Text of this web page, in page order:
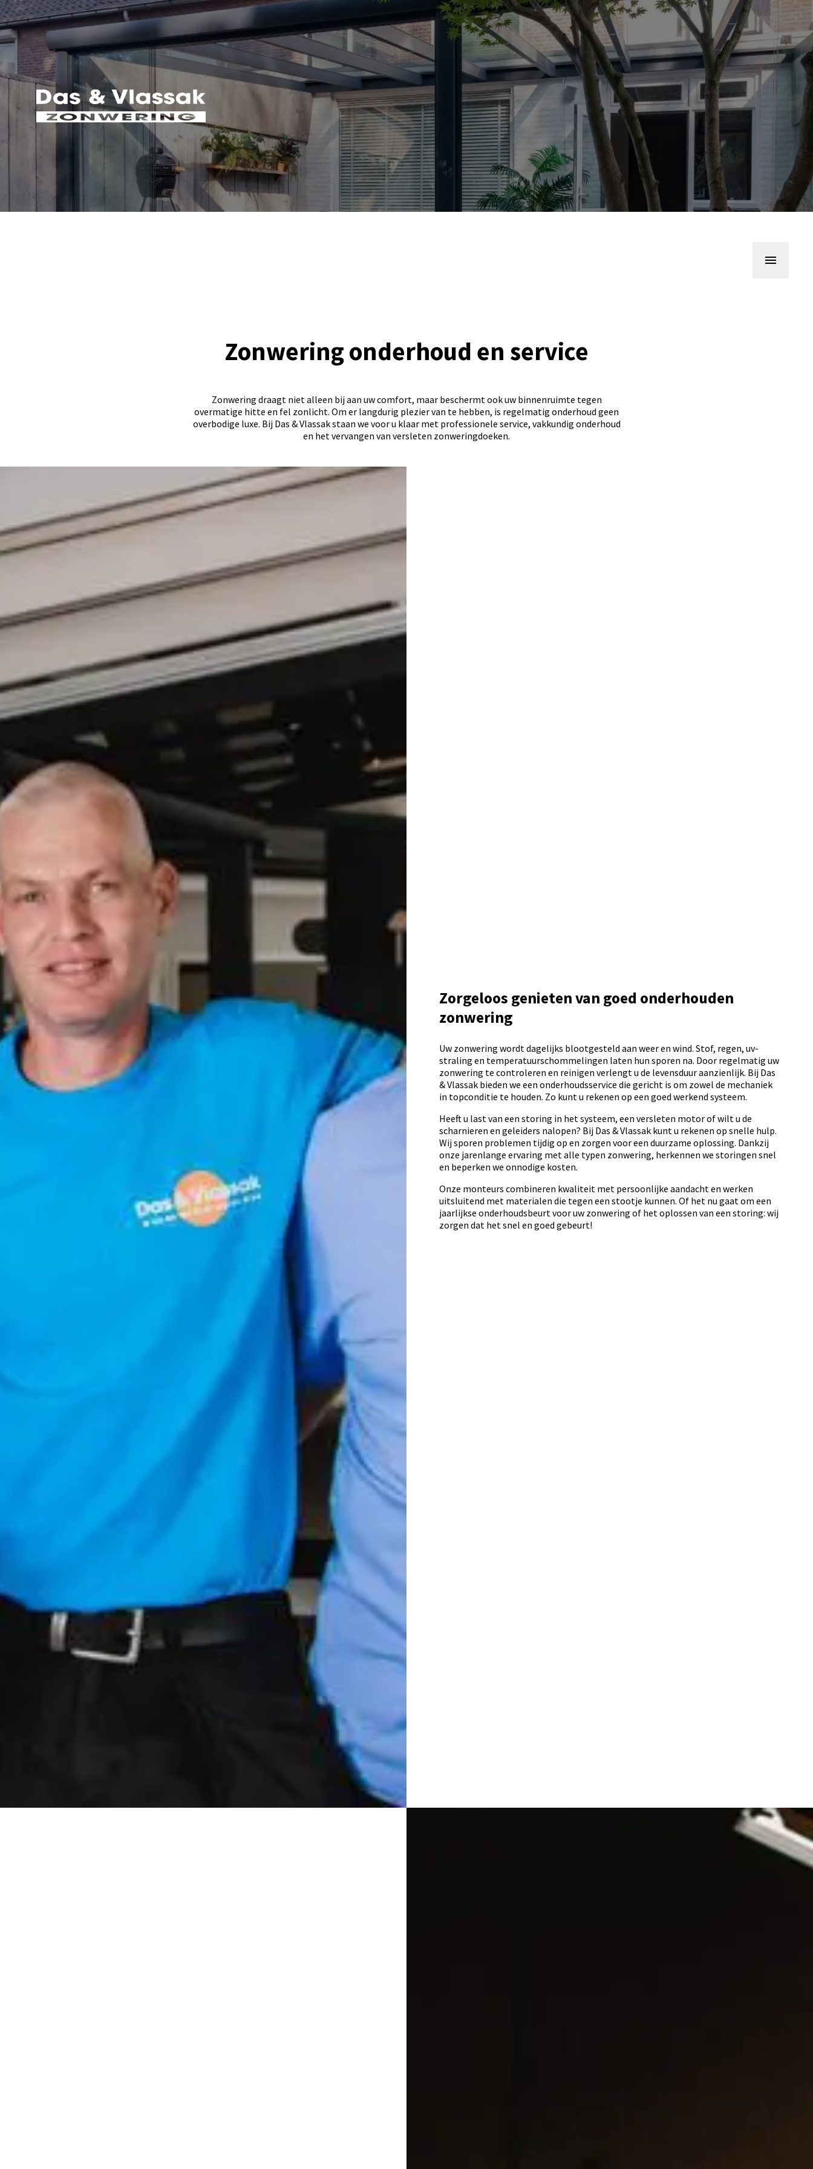
Zonwering onderhoud en service
Zonwering draagt niet alleen bij aan uw comfort, maar beschermt ook uw binnenruimte tegen
overmatige hitte en fel zonlicht. Om er langdurig plezier van te hebben, is regelmatig onderhoud geen
overbodige luxe. Bij Das & Vlassak staan we voor u klaar met professionele service, vakkundig onderhoud
en het vervangen van versleten zonweringdoeken.
Zorgeloos genieten van goed onderhouden
zonwering
Uw zonwering wordt dagelijks blootgesteld aan weer en wind. Stof, regen, uv-
straling en temperatuurschommelingen laten hun sporen na. Door regelmatig uw
zonwering te controleren en reinigen verlengt u de levensduur aanzienlijk. Bij Das
& Vlassak bieden we een onderhoudsservice die gericht is om zowel de mechaniek
in topconditie te houden. Zo kunt u rekenen op een goed werkend systeem.
Heeft u last van een storing in het systeem, een versleten motor of wilt u de
scharnieren en geleiders nalopen? Bij Das & Vlassak kunt u rekenen op snelle hulp.
Wij sporen problemen tijdig op en zorgen voor een duurzame oplossing. Dankzij
onze jarenlange ervaring met alle typen zonwering, herkennen we storingen snel
en beperken we onnodige kosten.
Onze monteurs combineren kwaliteit met persoonlijke aandacht en werken
uitsluitend met materialen die tegen een stootje kunnen. Of het nu gaat om een
jaarlijkse onderhoudsbeurt voor uw zonwering of het oplossen van een storing: wij
zorgen dat het snel en goed gebeurt!